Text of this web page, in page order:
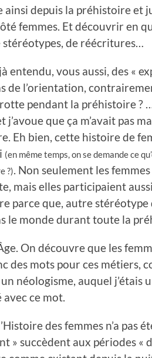
depuis la préhistoire et
femmes. Et découvrir en
stéréotypes, de réécritures…
entendu, vous aussi, des «
de l’orientation,
pendant la préhistoire ?
j’avoue que ça m’avait pas
Eh bien, cette histoire de
(en même temps, on se demande ce
?). Non seulement les
mais elles participaient aussi
parce que, autre stéréotype
le monde durant toute la
On découvre que les
des mots pour ces métiers,
néologisme, auquel j’étais
avec ce mot.
des femmes n’a pas
» succèdent aux périodes «